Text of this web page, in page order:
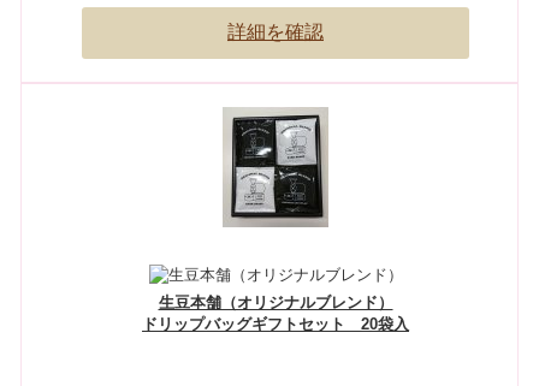
詳細を確認
生豆本舗（オリジナルブレンド）
ドリップバッグギフトセット 20袋入